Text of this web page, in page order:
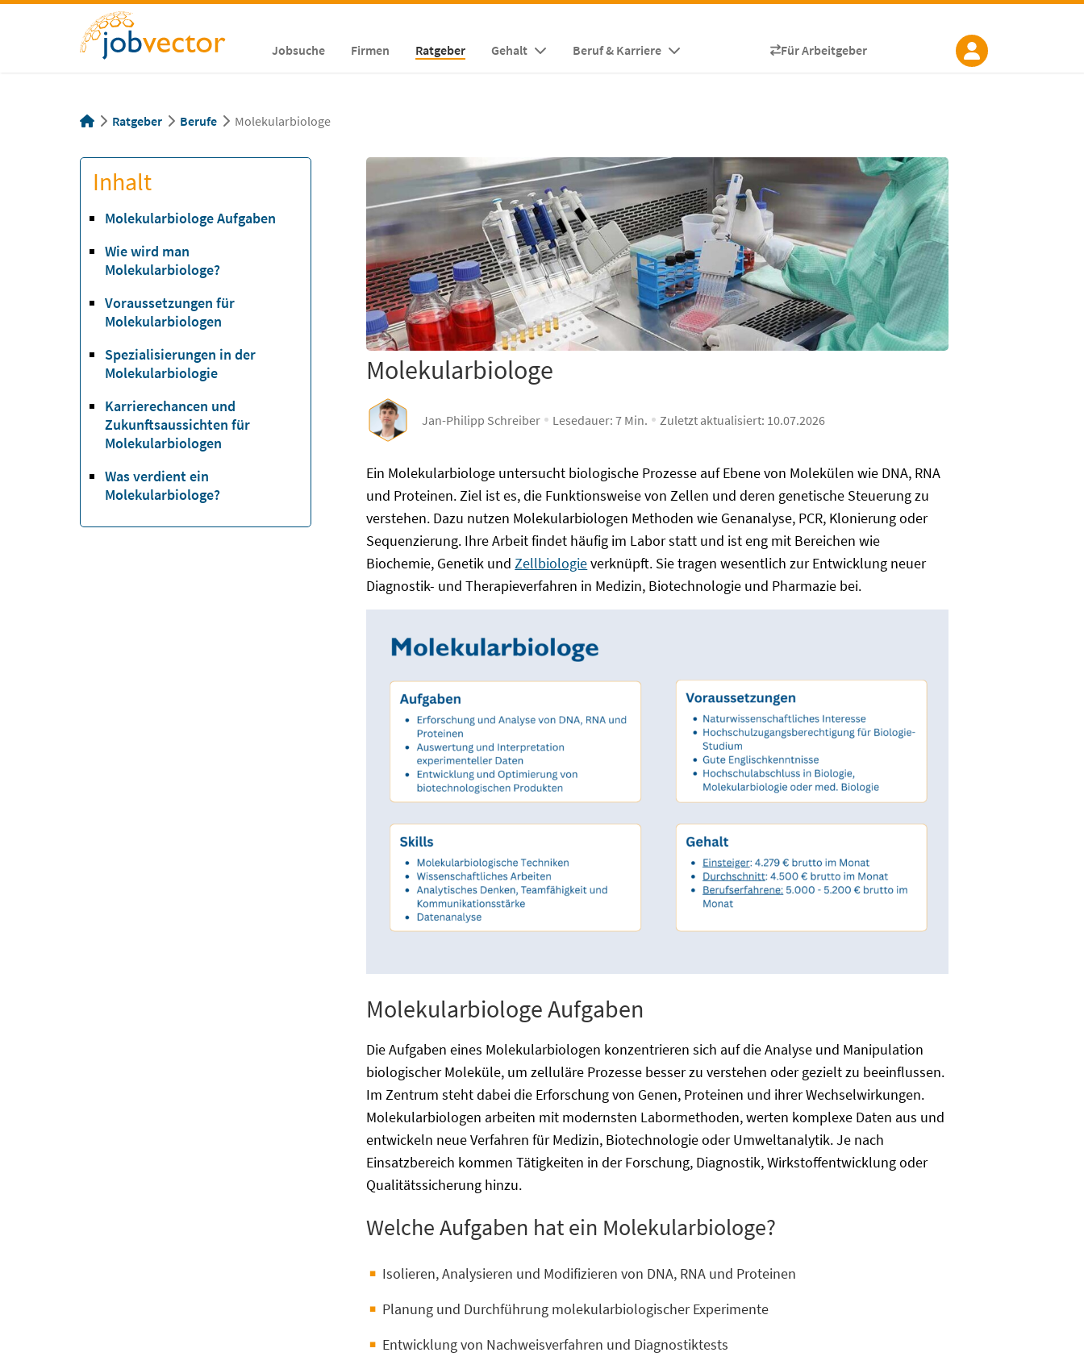
Jobsuche Firmen Ratgeber Gehalt Beruf & Karriere Für Arbeitgeber
Ratgeber Berufe Molekularbiologe
Inhalt
Molekularbiologe Aufgaben
Wie wird man
Molekularbiologe?
Voraussetzungen für
Molekularbiologen
Spezialisierungen in der
Molekularbiologie
Karrierechancen und
Zukunftsaussichten für
Molekularbiologen
Was verdient ein
Molekularbiologe?
Molekularbiologe
Jan-Philipp Schreiber Lesedauer:7 Min. Zuletzt aktualisiert: 10.07.2026
Ein Molekularbiologe untersucht biologische Prozesse auf Ebene von Molekülen wie DNA, RNA
und Proteinen. Ziel ist es, die Funktionsweise von Zellen und deren genetische Steuerung zu
verstehen. Dazu nutzen Molekularbiologen Methoden wie Genanalyse, PCR, Klonierung oder
Sequenzierung. Ihre Arbeit findet häufig im Labor statt und ist eng mit Bereichen wie
Biochemie, Genetik undZellbiologieverknüpft. Sie tragen wesentlich zur Entwicklung neuer
Diagnostik- und Therapieverfahren in Medizin, Biotechnologie und Pharmazie bei.
Molekularbiologe Aufgaben
Die Aufgaben eines Molekularbiologen konzentrieren sich auf die Analyse und Manipulation
biologischer Moleküle, um zelluläre Prozesse besser zu verstehen oder gezielt zu beeinflussen.
Im Zentrum steht dabei die Erforschung von Genen, Proteinen und ihrer Wechselwirkungen.
Molekularbiologen arbeiten mit modernsten Labormethoden, werten komplexe Daten aus und
entwickeln neue Verfahren für Medizin, Biotechnologie oder Umweltanalytik. Je nach
Einsatzbereich kommen Tätigkeiten in der Forschung, Diagnostik, Wirkstoffentwicklung oder
Qualitätssicherung hinzu.
Welche Aufgaben hat ein Molekularbiologe?
Isolieren, Analysieren und Modifizieren von DNA, RNA und Proteinen
Planung und Durchführung molekularbiologischer Experimente
Entwicklung von Nachweisverfahren und Diagnostiktests